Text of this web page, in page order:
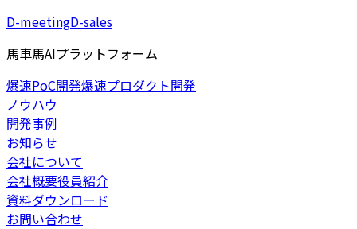
D-meetingD-sales
馬車馬AIプラットフォーム
爆速PoC開発爆速プロダクト開発
ノウハウ
開発事例
お知らせ
会社について
会社概要役員紹介
資料ダウンロード
お問い合わせ